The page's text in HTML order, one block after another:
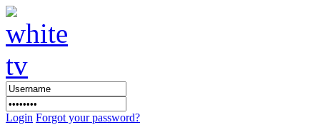
Login Forgot your password?